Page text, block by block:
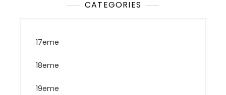
CATEGORIES
17eme
18eme
19eme